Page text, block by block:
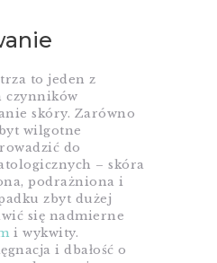
to jeden z
czynników
skóry. Zarówno
wilgotne
do
– skóra
podrażniona i
zbyt dużej
się nadmierne
i wykwity.
i dbałość o